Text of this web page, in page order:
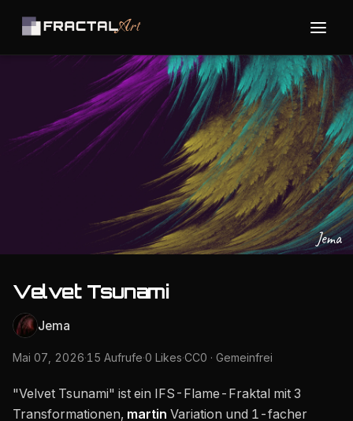
Jema
Velvet Tsunami
Jema
Mai 07, 2026·15 Aufrufe·0 Likes·CC0 · Gemeinfrei
"Velvet Tsunami" ist ein IFS-Flame-Fraktal mit 3
Transformationen, martin Variation und 1-facher